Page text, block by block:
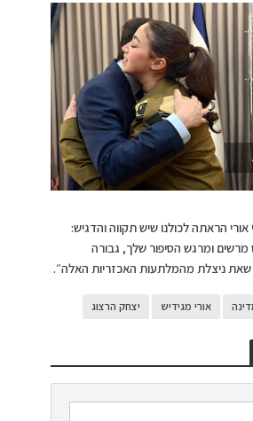
אורי הראתה לכולנו שיש תקווה והדגיש:
ומרגש הסיפור שלך, גבורה
שאת ניצלת מהמלתעות האכזריות האלה״.
אורי מגידיש יצחק הרצוג